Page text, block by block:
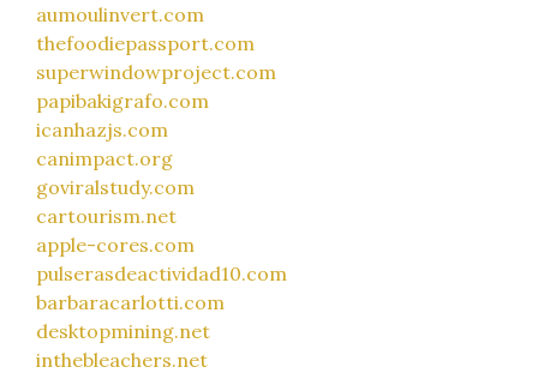
aumoulinvert.com
thefoodiepassport.com
superwindowproject.com
papibakigrafo.com
icanhazjs.com
canimpact.org
goviralstudy.com
cartourism.net
apple-cores.com
pulserasdeactividad10.com
barbaracarlotti.com
desktopmining.net
inthebleachers.net